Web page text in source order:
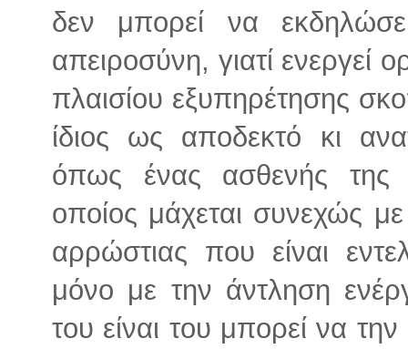
δεν μπορεί να
απειροσύνη, γιατί ενεργεί
πλαισίου εξυπηρέτησης
ίδιος ως αποδεκτό κι
όπως ένας ασθενής
οποίος μάχεται συνεχώς
αρρώστιας που είναι
μόνο με την άντληση
του είναι του μπορεί να